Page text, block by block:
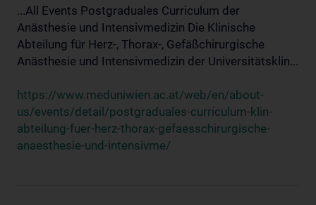
...All Events Postgraduales Curriculum der
Anästhesie und Intensivmedizin Die Klinische
Abteilung für Herz-, Thorax-, Gefäßchirurgische
Anästhesie und Intensivmedizin der Universitätsklin...
https://www.meduniwien.ac.at/web/en/about-
us/events/detail/postgraduales-curriculum-klin-
abteilung-fuer-herz-thorax-gefaesschirurgische-
anaesthesie-und-intensivme/